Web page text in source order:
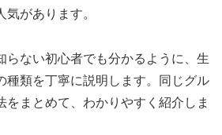
があります。
らない初心者でも分かるように、生
種類を丁寧に説明します。同じグル
をまとめて、わかりやすく紹介しま